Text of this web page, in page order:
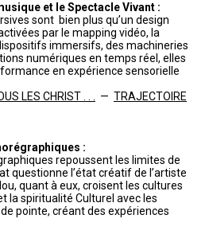
et le Spectacle Vivant :
sont bien plus qu’un design
par le mapping vidéo, la
immersifs, des machineries
numériques en temps réel, elles
en expérience sensorielle
LES CHRIST . . . — TRAJECTOIRE
:
repoussent les limites de
questionne l’état créatif de l’artiste
quant à eux, croisent les cultures
la spiritualité Culturel avec les
pointe, créant des expériences